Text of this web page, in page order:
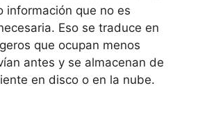
información que no es
Eso se traduce en
que ocupan menos
antes y se almacenan de
en disco o en la nube.